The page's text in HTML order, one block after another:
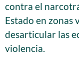
contra el
Estado en zonas
desarticular las
violencia.